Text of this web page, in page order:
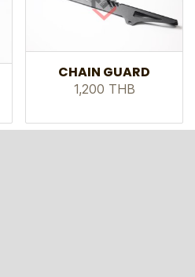
CHAIN GUARD
1,200 THB